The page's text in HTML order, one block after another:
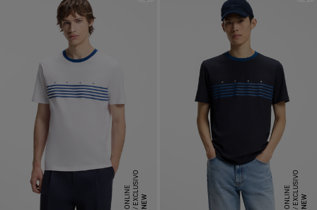
NEW
E
X
C
L
US
I
V
O
O
N
L
I
N
E NEW
E
X
C
L
US
I
V
O
O
N
L
I
N
E